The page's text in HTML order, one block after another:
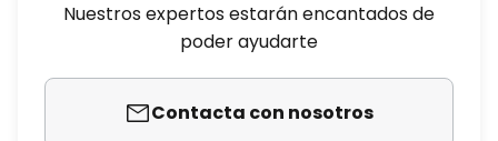
Nuestros expertos estarán encantados de
poder ayudarte
Contacta con nosotros